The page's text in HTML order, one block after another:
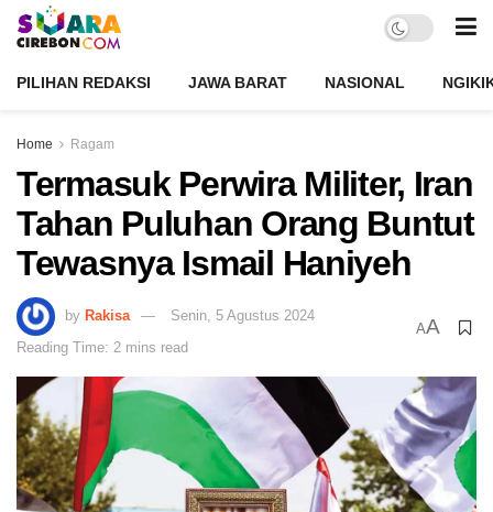
PILIHAN REDAKSI JAWA BARAT NASIONAL
Home Ragam
Termasuk Perwira Militer, Iran
Tahan Puluhan Orang Buntut
Tewasnya Ismail Haniyeh
by Rakisa
Senin, 5 Agustus 2024
Reading Time: 2 mins read
AA